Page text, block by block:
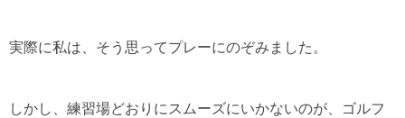
実際に私は、そう思ってプレーにのぞみました。
しかし、練習場どおりにスムーズにいかないのが、ゴルフ